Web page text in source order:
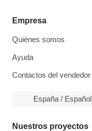
Empresa
Quiénes somos
Ayuda
Contactos del vendedor
España / Español
Nuestros proyectos